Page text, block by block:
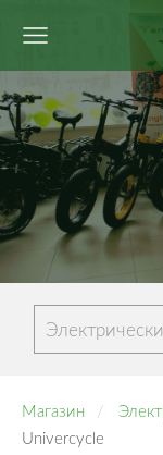
Магазин
Univercycle